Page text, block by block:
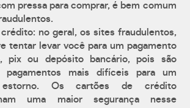
pressa para comprar, é bem comum
no geral, os sites fraudulentos,
tentar levar você para um pagamento
pix ou depósito bancário, pois são
pagamentos mais difíceis para um
estorno. Os cartões de crédito
uma maior segurança nesse